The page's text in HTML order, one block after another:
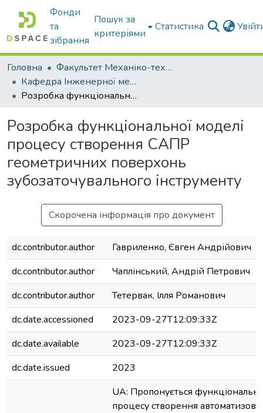
Фонди
та
зібрання
Пошук за
критеріями
Статистика
Головна
Факультет Механіко-технологічний
Кафедра Інженерної механіки та комп'ютерного проектування
Розробка функціональної моделі процесу створення САПР геометричних поверхонь зубозаточувального інструменту
Розробка функціональної моделі
процесу створення САПР
геометричних поверхонь
зубозаточувального інструменту
Скорочена інформація про документ
dc.contributor.author
Гавриленко, Євген Андрійович
dc.contributor.author
Чаплінський, Андрій Петрович
dc.contributor.author
Тетервак, Ілля Романович
dc.date.accessioned
2023-09-27T12:09:33Z
dc.date.available
2023-09-27T12:09:33Z
dc.date.issued
2023
UA: Пропонується
процесу створення